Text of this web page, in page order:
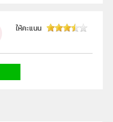
ม.4, ม.5, ม.6
ครู, นักเรียน
ให้คะแนน